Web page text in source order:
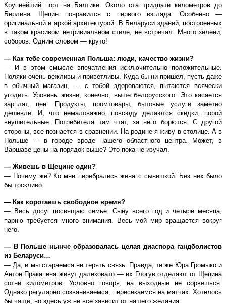
Крупнейший порт на Балтике. Около ста тридцати километров до
Берлина. Щецин понравился с первого взгляда. Особенно —
оригинальной и яркой архитектурой. В Беларуси зданий, построенных
в таком красивом нетривиальном стиле, не встречал. Много зелени,
соборов. Одним словом — круто!
— Как тебе современная Польша: люди, качество жизни?
— И в этом смысле впечатления исключительно положительные.
Поляки очень вежливы и приветливы. Куда бы ни пришел, пусть даже
в обычный магазин, — с тобой здороваются, пытаются всячески
угодить. Уровень жизни, конечно, выше белорусского. Это касается
зарплат, цен. Продукты, промтовары, бытовые услуги заметно
дешевле. И, что немаловажно, повсюду делаются скидки, порой
внушительные. Потребителя там чтят, за него борются. С другой
стороны, все познается в сравнении. На родине я живу в столице. А в
Польше — в городе вроде нашего областного центра. Может, в
Варшаве цены на порядок выше? Это пока не изучал.
— Живешь в Щецине один?
— Почему же? Ко мне перебрались жена с сынишкой. Без них было
бы тоскливо.
— Как коротаешь свободное время?
— Весь досуг посвящаю семье. Сыну всего год и четыре месяца,
парню требуется много внимания. Весь мой мир вращается вокруг
него.
— В Польше нынче образовалась целая диаспора гандболистов
из Беларуси…
— Да, и мы стараемся не терять связь. Правда, те же Юра Громыко и
Антон Пракапеня живут далековато — их Глогув отделяют от Щецина
сотни километров. Условно говоря, на выходные не сорвешься.
Однако регулярно созваниваемся, пересекаемся на матчах. Хотелось
бы чаще, но здесь уж не все зависит от нашего желания.